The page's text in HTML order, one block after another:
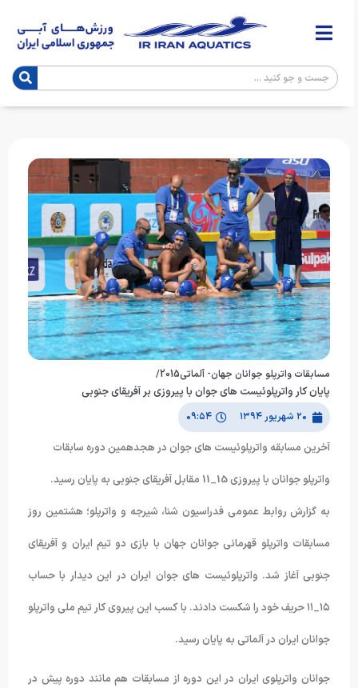
مسابقات واترپلو جوانان جهان- آلماتی2015/
پایان کار واترپلوئیست های جوان با پیروزی بر آفریقای جنوبی
۲۰ شهریور ۱۳۹۴ ۰۹:۵۴
آخرین مسابقه واترپلوئیست های جوان در هجدهمین دوره سابقات
واترپلو جوانان با پیروزی 15_11 مقابل آفریقای جنوبی به پایان رسید.
به گزارش روابط عمومی فدراسیون شنا، شیرجه و واترپلو؛ هشتمین روز
مسابقات واترپلو قهرمانی جوانان جهان با بازی دو تیم ایران و آفریقای
جنوبی آغاز شد. واترپلوئیست های جوان ایران در این دیدار با حساب
۱۵_۱۱ حریف خود را شکست دادند. با کسب این پیروی کار تیم ملی واترپلو
جوانان ایران در آلماتی به پایان رسید.
جوانان واترپلوی ایران در این دوره از مسابقات هم مانند دوره پیش در